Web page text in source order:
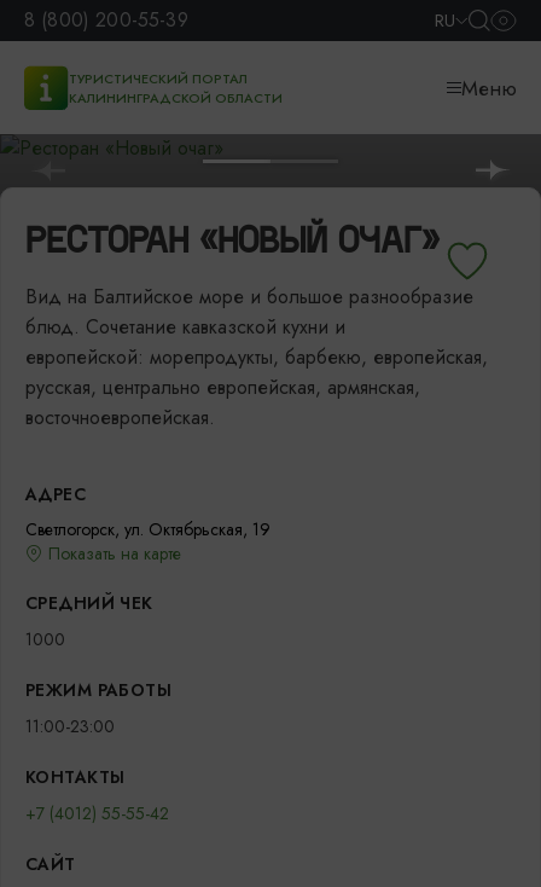
8 (800) 200-55-39 RU
ТУРИСТИЧЕСКИЙ ПОРТАЛ
КАЛИНИНГРАДСКОЙ ОБЛАСТИ
Меню
РЕСТОРАН «НОВЫЙ ОЧАГ»
Вид на Балтийское море и большое разнообразие
блюд. Сочетание кавказской кухни и
европейской: морепродукты, барбекю, европейская,
русская, центрально европейская, армянская,
восточноевропейская.
АДРЕС
Светлогорск, ул. Октябрьская, 19
Показать на карте
СРЕДНИЙ ЧЕК
1000
РЕЖИМ РАБОТЫ
11:00-23:00
КОНТАКТЫ
+7 (4012) 55-55-42
САЙТ